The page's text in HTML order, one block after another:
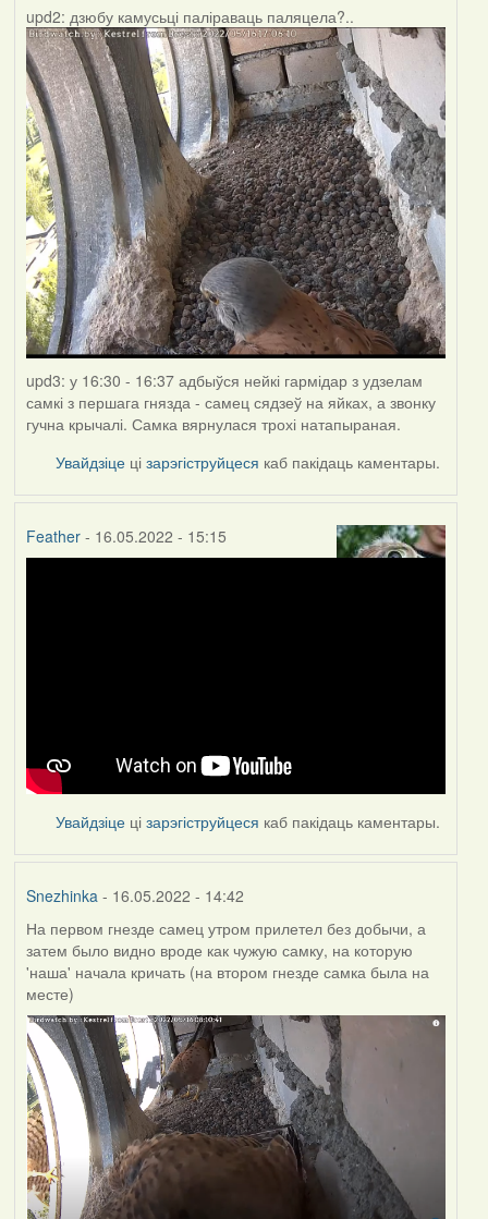
upd2: дзюбу камусьці паліраваць паляцела?..
upd3: у 16:30 - 16:37 адбыўся нейкі гармідар з удзелам
самкі з першага гнязда - самец сядзеў на яйках, а звонку
гучна крычалі. Самка вярнулася трохі натапыраная.
Увайдзіце цізарэгіструйцеся каб пакідаць каментары.
Feather- 16.05.2022 - 15:15
Увайдзіце цізарэгіструйцеся каб пакідаць каментары.
Snezhinka - 16.05.2022 - 14:42
На первом гнезде самец утром прилетел без добычи, а
затем было видно вроде как чужую самку, на которую
'наша' начала кричать (на втором гнезде самка была на
месте)